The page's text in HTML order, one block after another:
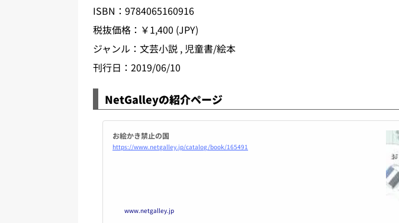
ISBN：9784065160916
税抜価格：￥1,400 (JPY)
ジャンル：文芸小説 , 児童書/絵本
刊行日：2019/06/10
NetGalleyの紹介ページ
お絵かき禁止の国
https://www.netgalley.jp/catalog/book/165491
www.netgalley.jp